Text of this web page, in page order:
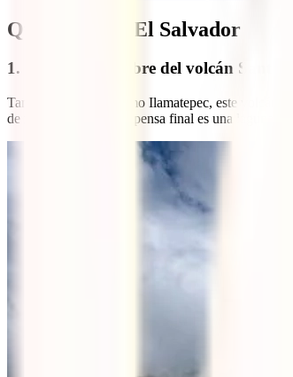
Qué hacer en El Salvador
1. Subir a la cumbre del volcán Santa
También conocido como Ilamatepec, este volcán
de maguey; y la recompensa final es una laguna